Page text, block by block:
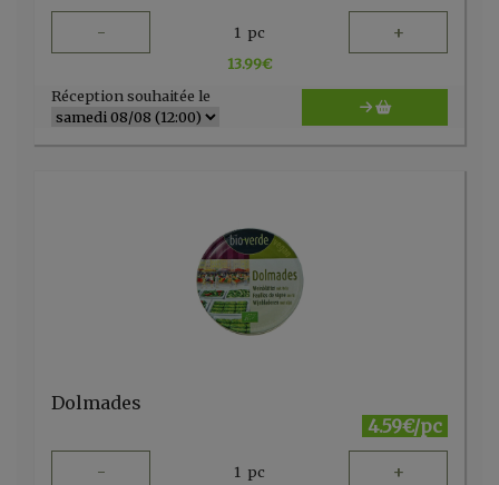
- 1 pc +
13.99€
Réception souhaitée le
Dolmades
4.59€/pc
- 1 pc +